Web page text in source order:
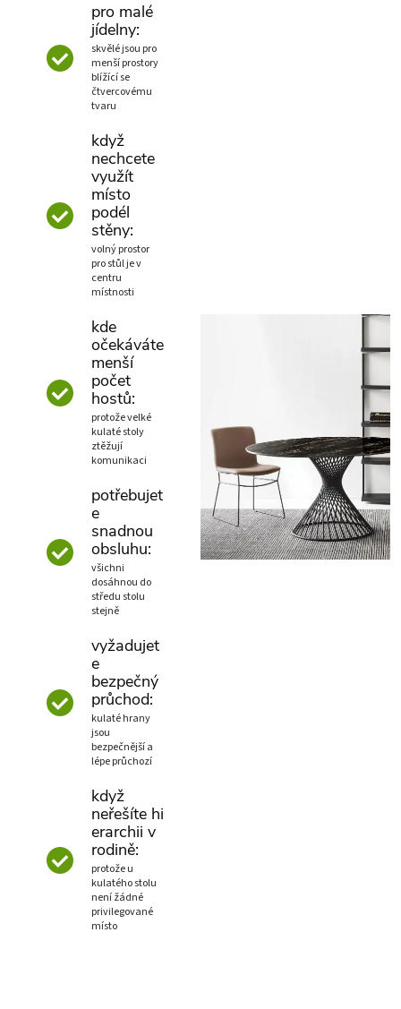
pro malé
jídelny:
skvělé jsou pro
menší prostory
blížící se
čtvercovému
tvaru
když
nechcete
využít
místo
podél
stěny:
volný prostor
pro stůl je v
centru
místnosti
kde
očekáváte
menší
počet
hostů:
protože velké
kulaté stoly
ztěžují
komunikaci
potřebujet
e
snadnou
obsluhu:
všichni
dosáhnou do
středu stolu
stejně
vyžadujet
e
bezpečný
průchod:
kulaté hrany
jsou
bezpečnější a
lépe průchozí
když
neřešíte hi
erarchii v
rodině:
protože u
kulatého stolu
není žádné
privilegované
místo